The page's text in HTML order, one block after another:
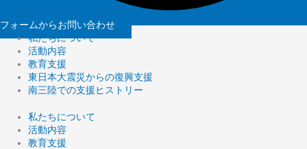
フォームからお問い合わせ
私たちについて
活動内容
教育支援
東日本大震災からの復興支援
南三陸での支援ヒストリー
私たちについて
活動内容
教育支援